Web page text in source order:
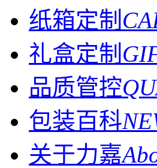
纸箱定制
礼盒定制
品质管控
包装百科
关于力嘉